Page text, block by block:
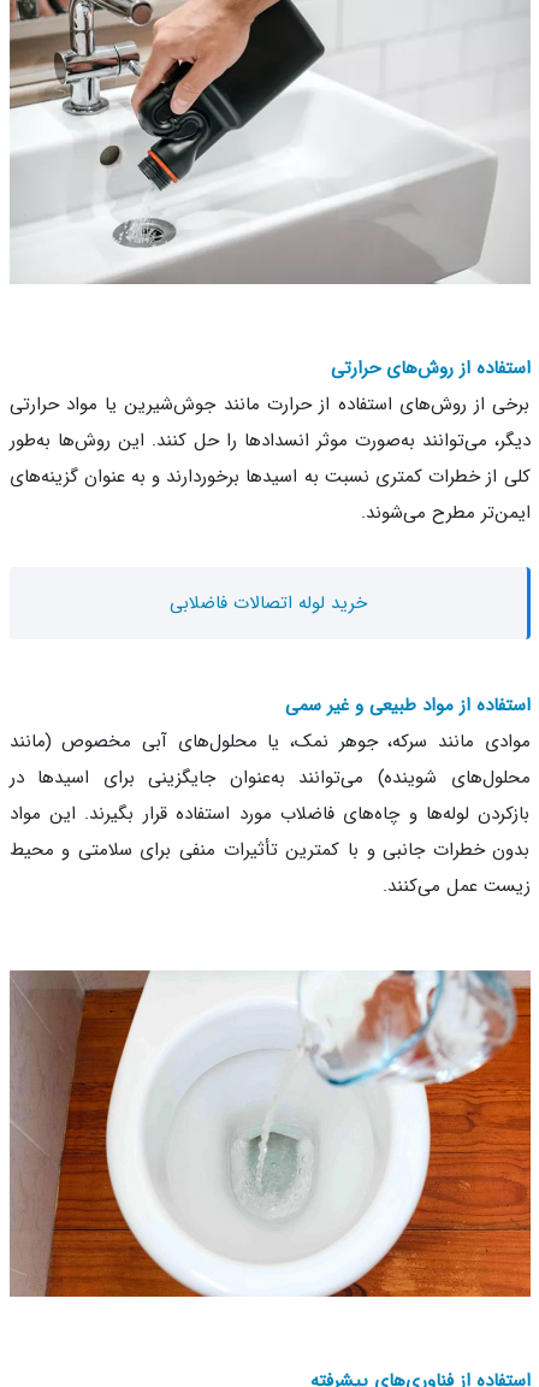
از روش‌های حرارتی
از روش‌های استفاده از حرارت مانند جوش‌شیرین یا مواد حرارتی
می‌توانند به‌صورت موثر انسداد‌ها را حل کنند. این روش‌ها به‌طور
از خطرات کمتری نسبت به اسیدها برخوردارند و به عنوان گزینه‌های
مطرح می‌شوند.
خرید لوله اتصالات فاضلابی
از مواد طبیعی و غیر سمی
مانند سرکه، جوهر نمک، یا محلول‌های آبی مخصوص (مانند
شوینده) می‌توانند به‌عنوان جایگزینی برای اسیدها در
لوله‌ها و چاه‌های فاضلاب مورد استفاده قرار بگیرند. این مواد
خطرات جانبی و با کمترین تأثیرات منفی برای سلامتی و محیط
عمل می‌کنند.
از فناوری‌های پیشرفته